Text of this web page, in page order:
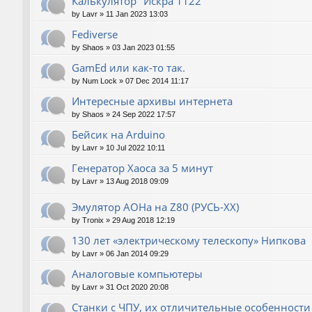
by Lavr » 11 Jan 2023 13:03
Fediverse
by Shaos » 03 Jan 2023 01:55
GamEd или как-то так.
by Num Lock » 07 Dec 2014 11:17
Интересные архивы интернета
by Shaos » 24 Sep 2022 17:57
Бейсик на Arduino
by Lavr » 10 Jul 2022 10:11
Генератор Хаоса за 5 минут
by Lavr » 13 Aug 2018 09:09
Эмулятор АОНа на Z80 (РУСЬ-XX)
by Tronix » 29 Aug 2018 12:19
130 лет «электрическому телескопу» Нипкова
by Lavr » 06 Jan 2014 09:29
Аналоговые компьютеры
by Lavr » 31 Oct 2020 20:08
Станки с ЧПУ, их отличительные особенности